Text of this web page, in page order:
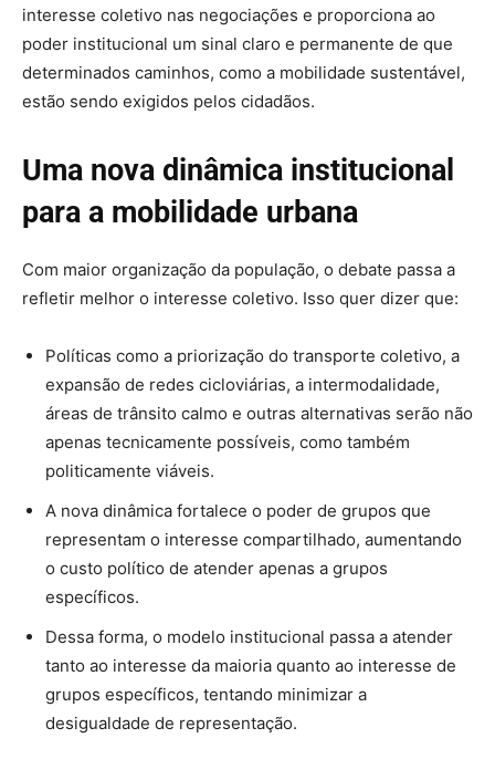
interesse coletivo nas negociações e proporciona ao
poder institucional um sinal claro e permanente de que
determinados caminhos, como a mobilidade sustentável,
estão sendo exigidos pelos cidadãos.
Uma nova dinâmica institucional
para a mobilidade urbana
Com maior organização da população, o debate passa a
refletir melhor o interesse coletivo. Isso quer dizer que:
Políticas como a priorização do transporte coletivo, a
expansão de redes cicloviárias, a intermodalidade,
áreas de trânsito calmo e outras alternativas serão não
apenas tecnicamente possíveis, como também
politicamente viáveis.
A nova dinâmica fortalece o poder de grupos que
representam o interesse compartilhado, aumentando
o custo político de atender apenas a grupos
específicos.
Dessa forma, o modelo institucional passa a atender
tanto ao interesse da maioria quanto ao interesse de
grupos específicos, tentando minimizar a
desigualdade de representação.